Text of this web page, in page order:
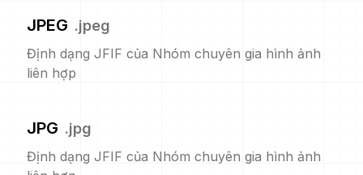
JPEG .jpeg
Định dạng JFIF của Nhóm chuyên gia hình ảnh
liên hợp
JPG .jpg
Định dạng JFIF của Nhóm chuyên gia hình ảnh